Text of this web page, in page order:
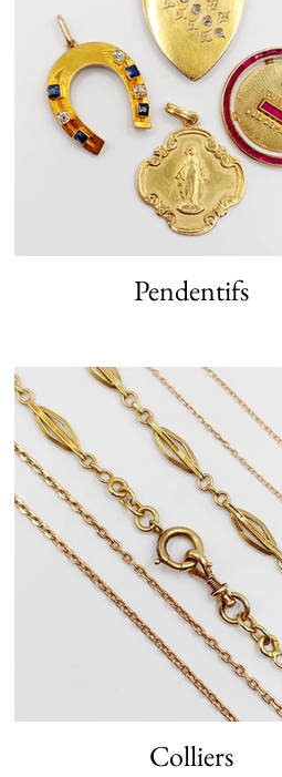
Pendentifs
Colliers